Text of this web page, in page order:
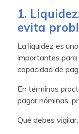
1.
evita
La liquidez es
importantes para
capacidad de
En términos
pagar nóminas,
Qué debes vigilar: